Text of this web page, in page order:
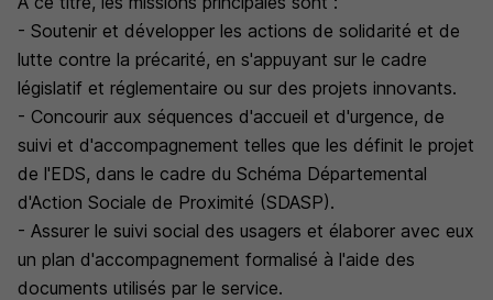
- Soutenir et développer les actions de solidarité et de
lutte contre la précarité, en s'appuyant sur le cadre
législatif et réglementaire ou sur des projets innovants.
- Concourir aux séquences d'accueil et d'urgence, de
suivi et d'accompagnement telles que les définit le projet
de l'EDS, dans le cadre du Schéma Départemental
d'Action Sociale de Proximité (SDASP).
- Assurer le suivi social des usagers et élaborer avec eux
un plan d'accompagnement formalisé à l'aide des
documents utilisés par le service.